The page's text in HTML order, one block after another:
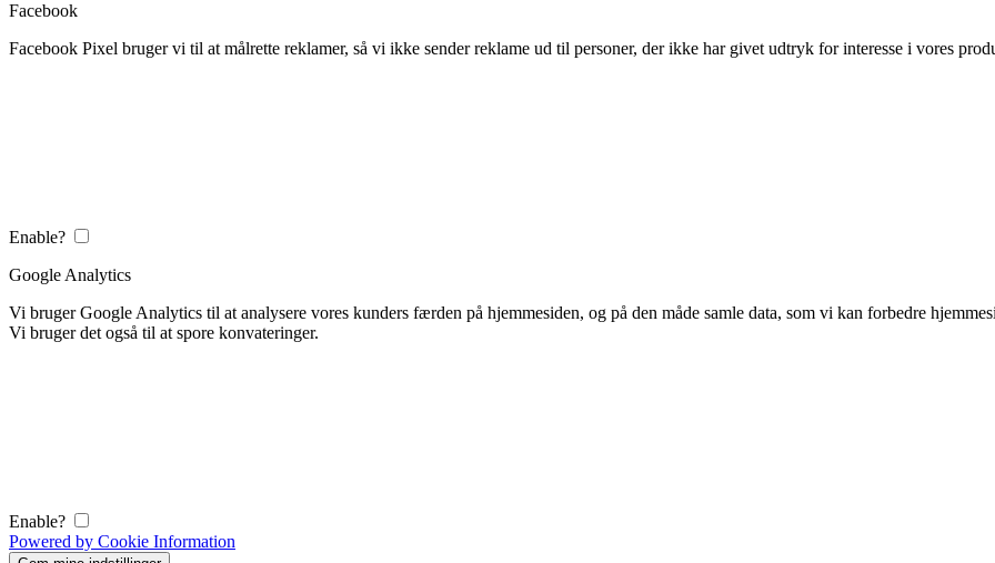
Facebook
Facebook Pixel bruger vi til at målrette reklamer, så vi ikke sender reklame ud til personer, der ikke har givet udtryk for interesse i vores
Enable?
Google Analytics
Vi bruger Google Analytics til at analysere vores kunders færden på hjemmesiden, og på den måde samle data, som vi kan forbedre
Vi bruger det også til at spore konvateringer.
Enable?
Powered by Cookie Information